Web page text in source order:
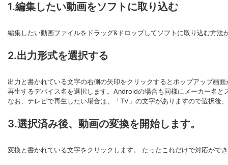
1.編集したい動画をソフトに取り込む
編集したい動画ファイルをドラッグ&ドロップしてソフトに取り込む方
2.出力形式を選択する
出力と書かれている文字の右側の矢印をクリックするとポップアップ画
再生するデバイス名を選択します。Androidの場合も同様にメーカー名と
なお、テレビで再生したい場合は、「TV」の文字がありますので選択
3.選択済み後、動画の変換を開始します。
変換と書かれている文字をクリックします。 たったこれだけで対応がで